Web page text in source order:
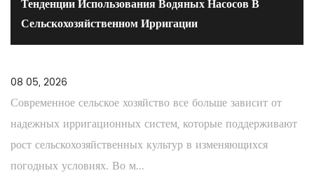
Тенденции Использования Водяных Насосов В
Сельскохозяйственном Ирригации
08 05, 2026
Современное сельское хозяйство все больше зависит от
надежных ирригационных систем, которые поддерживают
рост сельскохозяйственных культур в изменяющихся
погодных условиях. Во м...